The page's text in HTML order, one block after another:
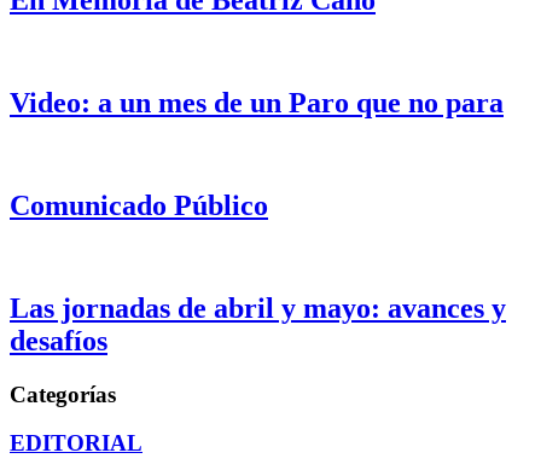
Video: a un mes de un Paro que no para
Comunicado Público
Las jornadas de abril y mayo: avances y
desafíos
Categorías
EDITORIAL